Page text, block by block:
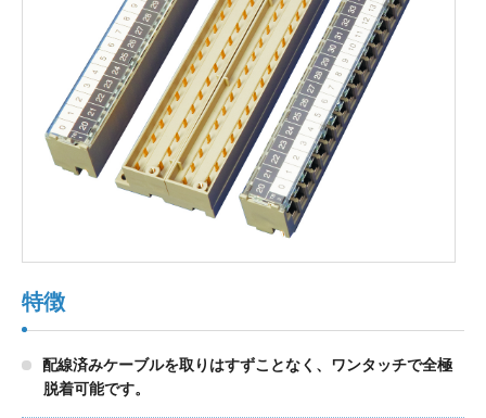
東朋テクノロジーサイトへ
会員登録
製品検索
品質への取り組み 環境方針について
個人情報保護方針
特徴
配線済みケーブルを取りはすずことなく、ワンタッチで全極
脱着可能です。